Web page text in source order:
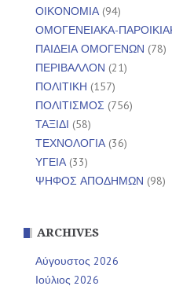
ΟΙΚΟΝΟΜΙΑ(94)
ΟΜΟΓΕΝΕΙΑΚΑ-
ΠΑΙΔΕΙΑ ΟΜΟΓΕΝΩΝ (78)
ΠΕΡΙΒΑΛΛΟΝ (21)
ΠΟΛΙΤΙΚΗ (157)
ΠΟΛΙΤΙΣΜΟΣ (756)
ΤΑΞΙΔΙ (58)
ΤΕΧΝΟΛΟΓΙΑ(36)
ΥΓΕΙΑ(33)
ΨΗΦΟΣ ΑΠΟΔΗΜΩΝ (98)
ARCHIVES
Αύγουστος 2026
Ιούλιος 2026